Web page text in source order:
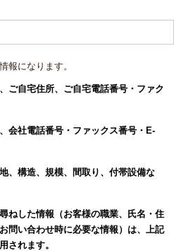
報になります。
ご自宅住所、ご自宅電話番号・ファク
会社電話番号・ファックス番号・E-
、構造、規模、間取り、付帯設備な
ねした情報（お客様の職業、氏名・住
問い合わせ時に必要な情報）は、上記
されます。